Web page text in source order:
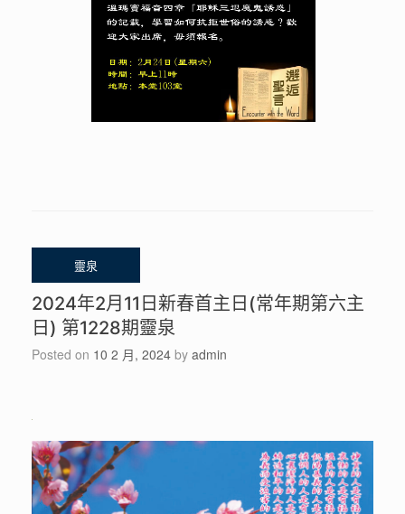
2024年2月11日新春首主日(常年期第六主
日) 第1228期靈泉
Posted on 10 2 月, 2024 by admin